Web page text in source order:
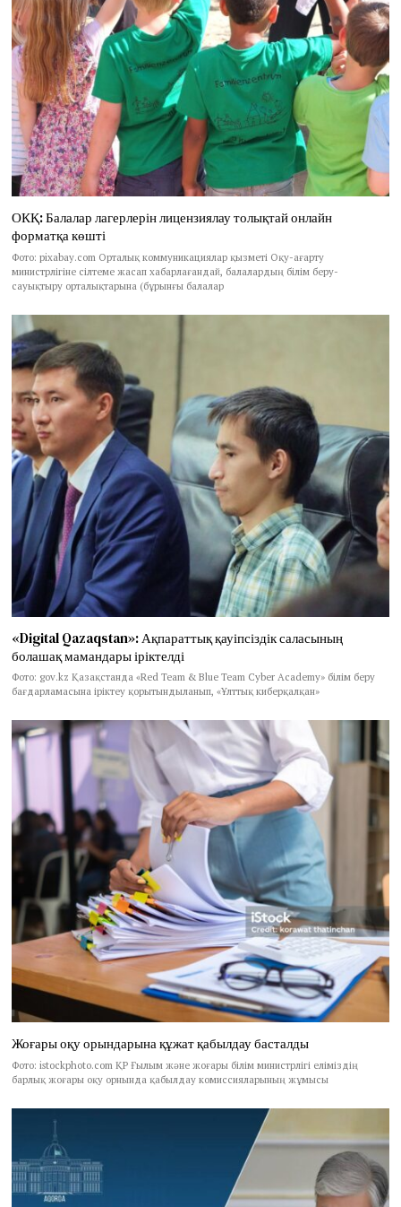
ОКҚ: Балалар лагерлерін лицензиялау толықтай онлайн
форматқа көшті
Фото: pixabay.com Орталық коммуникациялар қызметі Оқу-ағарту
министрлігіне сілтеме жасап хабарлағандай, балалардың білім беру-
сауықтыру орталықтарына (бұрынғы балалар
«Digital Qazaqstan»: Ақпараттық қауіпсіздік саласының
болашақ мамандары іріктелді
Фото: gov.kz Қазақстанда «Red Team & Blue Team Cyber Academy» білім беру
бағдарламасына іріктеу қорытындыланып, «Ұлттық киберқалқан»
Жоғары оқу орындарына құжат қабылдау басталды
Фото: istockphoto.com ҚР Ғылым және жоғары білім министрлігі еліміздің
барлық жоғары оқу орнында қабылдау комиссияларының жұмысы